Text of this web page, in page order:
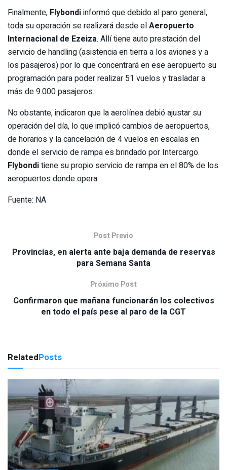
Finalmente, Flybondiinformó que debido al paro general,
toda su operación se realizará desde elAeropuerto
Internacional de Ezeiza. Allí tiene auto prestación del
servicio de handling (asistencia en tierra a los aviones y a
los pasajeros) por lo que concentrará en ese aeropuerto su
programación para poder realizar 51 vuelos y trasladar a
más de 9.000 pasajeros.
No obstante, indicaron que la aerolínea debió ajustar su
operación del día, lo que implicó cambios de aeropuertos,
de horarios y la cancelación de 4 vuelos en escalas en
donde el servicio de rampa es brindado por Intercargo.
Flybonditiene su propio servicio de rampa en el 80% de los
aeropuertos donde opera.
Fuente: NA
Post Previo
Provincias, en alerta ante baja demanda de reservas
para Semana Santa
Próximo Post
Confirmaron que mañana funcionarán los colectivos
en todo el país pese al paro de la CGT
RelatedPosts